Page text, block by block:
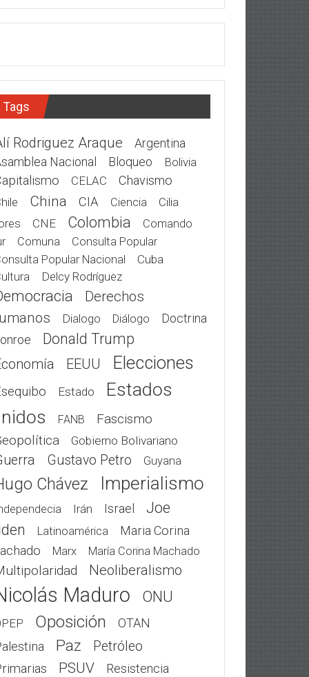
Tags
Rodriguez Araque
Argentina
Nacional
Bloqueo Bolivia
CELAC Chavismo
China CIA Ciencia
Cilia
CNE Colombia
Comando
Comuna
Consulta Popular
Popular Nacional
Cuba
Delcy Rodríguez
Derechos
Dialogo Diálogo
Doctrina
Donald Trump
EEUU Elecciones
Estado
Estados
FANB Fascismo
Gobierno Bolivariano
Gustavo Petro Guyana
Chávez Imperialismo
Irán Israel
Joe
Latinoamérica
Maria Corina
Marx María Corina Machado
Neoliberalismo
Maduro ONU
Oposición
OTAN
Paz Petróleo
PSUV Resistencia